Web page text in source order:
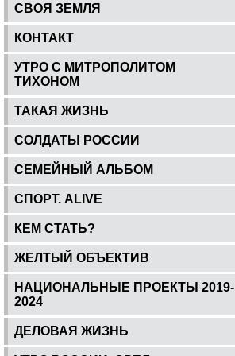
СВОЯ ЗЕМЛЯ
КОНТАКТ
УТРО С МИТРОПОЛИТОМ
ТИХОНОМ
ТАКАЯ ЖИЗНЬ
СОЛДАТЫ РОССИИ
СЕМЕЙНЫЙ АЛЬБОМ
СПОРТ. ALIVE
КЕМ СТАТЬ?
ЖЕЛТЫЙ ОБЪЕКТИВ
НАЦИОНАЛЬНЫЕ ПРОЕКТЫ 2019-
2024
ДЕЛОВАЯ ЖИЗНЬ